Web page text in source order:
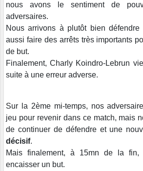
nous avons le sentiment de
adversaires.
Nous arrivons à plutôt bien
aussi faire des arrêts très importants
de but.
Finalement, Charly Koindro-Lebrun
suite à une erreur adverse.
Sur la 2ème mi-temps, nos
jeu pour revenir dans ce match, mais
de continuer de défendre et une
décisif.
Mais finalement, à 15mn de la fin,
encaisser un but.